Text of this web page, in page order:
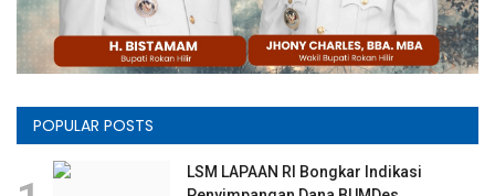
POPULAR POSTS
LSM LAPAAN RI Bongkar Indikasi